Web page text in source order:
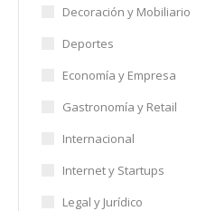
Decoración y Mobiliario
Deportes
Economía y Empresa
Gastronomía y Retail
Internacional
Internet y Startups
Legal y Jurídico